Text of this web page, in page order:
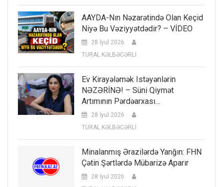
AAYDA-Nın Nəzarətində Olan Keçid
Niyə Bu Vəziyyətdədir? – VİDEO
28 İyul 2026
TURAL KƏLBƏCƏRLİ
Ev Kirayələmək Istəyənlərin
NƏZƏRİNƏ! – Süni Qiymət
Artımının Pərdəarxası…
28 İyul 2026
TURAL KƏLBƏCƏRLİ
Minalanmış Ərazilərdə Yanğın: FHN
Çətin Şərtlərdə Mübarizə Aparır
28 İyul 2026